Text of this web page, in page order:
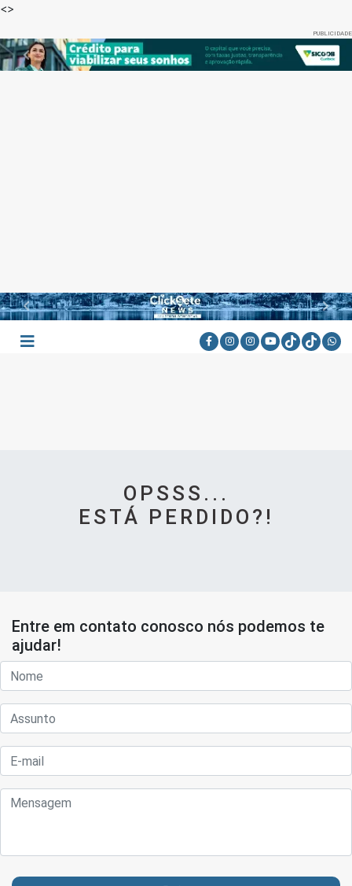
<>
PUBLICIDADE
OPSSS...
ESTÁ PERDIDO?!
Entre em contato conosco nós podemos te
ajudar!